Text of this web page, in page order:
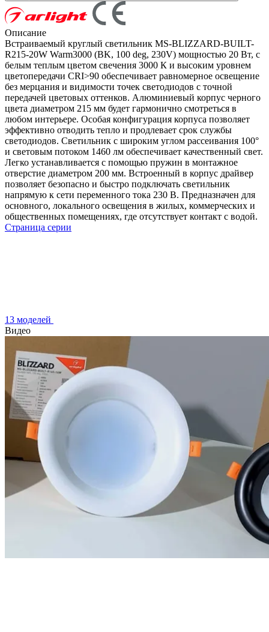
Описание
Встраиваемый круглый светильник MS-BLIZZARD-BUILT-
R215-20W Warm3000 (BK, 100 deg, 230V) мощностью 20 Вт, с
белым теплым цветом свечения 3000 К и высоким уровнем
цветопередачи CRI>90 обеспечивает равномерное освещение
без мерцания и видимости точек светодиодов с точной
передачей цветовых оттенков. Алюминиевый корпус черного
цвета диаметром 215 мм будет гармонично смотреться в
любом интерьере. Особая конфигурация корпуса позволяет
эффективно отводить тепло и продлевает срок службы
светодиодов. Светильник с широким углом рассеивания 100°
и световым потоком 1460 лм обеспечивает качественный свет.
Легко устанавливается с помощью пружин в монтажное
отверстие диаметром 200 мм. Встроенный в корпус драйвер
позволяет безопасно и быстро подключать светильник
напрямую к сети переменного тока 230 В. Предназначен для
основного, локального освещения в жилых, коммерческих и
общественных помещениях, где отсутствует контакт с водой.
Страница серии
13 моделей
Видео